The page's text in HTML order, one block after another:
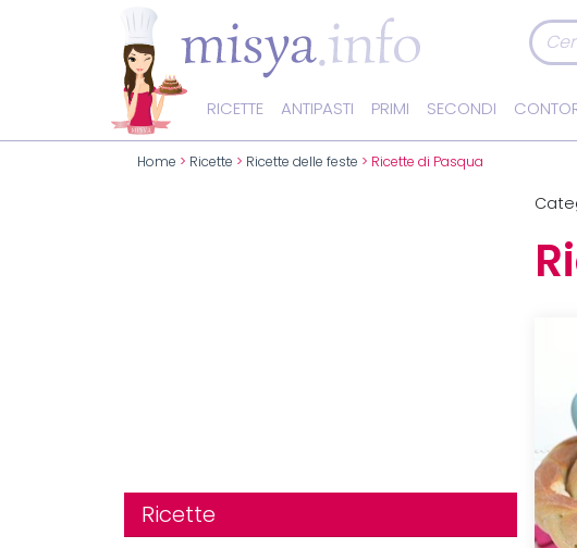
RICETTE ANTIPASTI PRIMI SECONDI
Home > Ricette > Ricette delle feste > Ricette di Pasqua
Ricette